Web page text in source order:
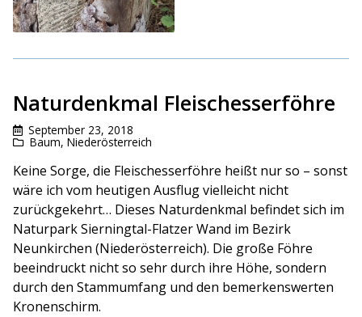
Naturdenkmal Fleischesserföhre
September 23, 2018
Baum, Niederösterreich
Keine Sorge, die Fleischesserföhre heißt nur so – sonst
wäre ich vom heutigen Ausflug vielleicht nicht
zurückgekehrt… Dieses Naturdenkmal befindet sich im
Naturpark Sierningtal-Flatzer Wand im Bezirk
Neunkirchen (Niederösterreich). Die große Föhre
beeindruckt nicht so sehr durch ihre Höhe, sondern
durch den Stammumfang und den bemerkenswerten
Kronenschirm.